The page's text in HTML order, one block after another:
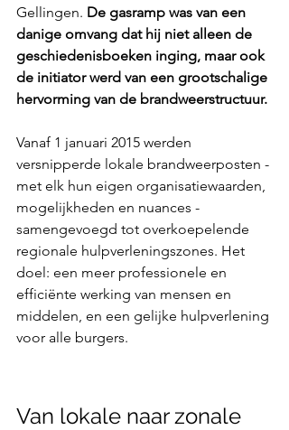
Gellingen. De gasramp was van een
danige omvang dat hij niet alleen de
geschiedenisboeken inging, maar ook
de initiator werd van een grootschalige
hervorming van de brandweerstructuur.
Vanaf 1 januari 2015 werden
versnipperde lokale brandweerposten -
met elk hun eigen organisatiewaarden,
mogelijkheden en nuances -
samengevoegd tot overkoepelende
regionale hulpverleningszones. Het
doel: een meer professionele en
efficiënte werking van mensen en
middelen, en een gelijke hulpverlening
voor alle burgers.
Van lokale naar zonale